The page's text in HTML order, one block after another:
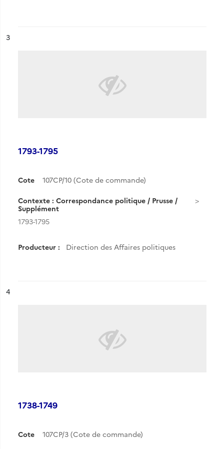
n°
3
1793-1795
Cote 107CP/10 (Cote de commande)
Contexte : Correspondance politique / Prusse /
Supplément
1793-1795
Producteur : Direction des Affaires politiques
n°
4
1738-1749
Cote 107CP/3 (Cote de commande)